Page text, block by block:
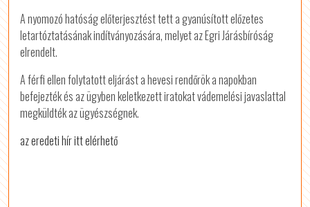
A nyomozó hatóság előterjesztést tett a gyanúsított előzetes
letartóztatásának indítványozására, melyet az Egri Járásbíróság
elrendelt.
A férfi ellen folytatott eljárást a hevesi rendőrök a napokban
befejezték és az ügyben keletkezett iratokat vádemelési javaslattal
megküldték az ügyészségnek.
az eredeti hír itt elérhető